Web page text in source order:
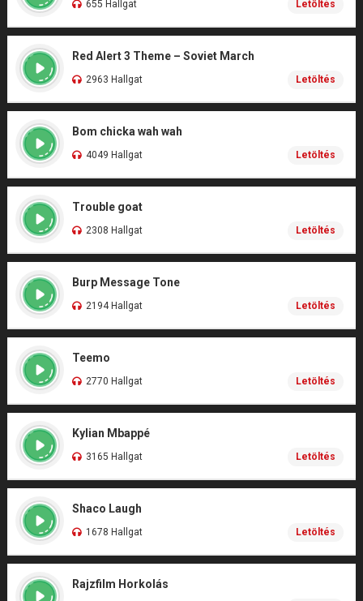
655 Hallgat Letöltés
Red Alert 3 Theme – Soviet March
2963 Hallgat Letöltés
Bom chicka wah wah
4049 Hallgat Letöltés
Trouble goat
2308 Hallgat Letöltés
Burp Message Tone
2194 Hallgat Letöltés
Teemo
2770 Hallgat Letöltés
Kylian Mbappé
3165 Hallgat Letöltés
Shaco Laugh
1678 Hallgat Letöltés
Rajzfilm Horkolás